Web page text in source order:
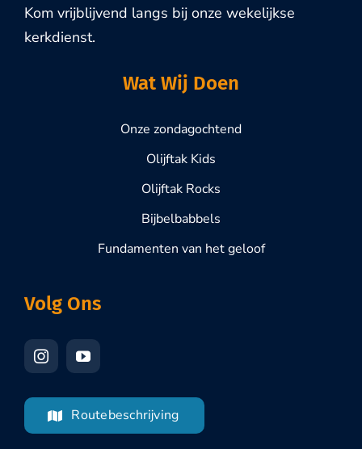
Kom vrijblijvend langs bij onze wekelijkse
kerkdienst.
Wat Wij Doen
Onze zondagochtend
Olijftak Kids
Olijftak Rocks
Bijbelbabbels
Fundamenten van het geloof
Volg Ons
Routebeschrijving